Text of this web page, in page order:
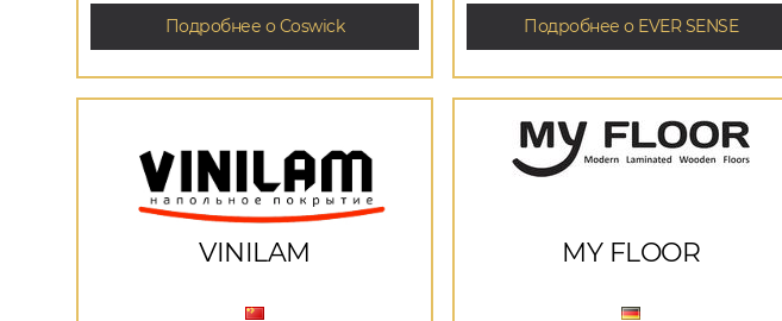
Подробнее о Coswick Подробнее о EVER SENSE
VINILAM MY FLOOR